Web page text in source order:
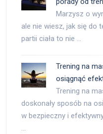
Marzysz o
ale nie wiesz, jak się do
partii ciała to nie …
Trening na
osiągnąć
Trening na
doskonały sposób na
w bezpieczny i
…